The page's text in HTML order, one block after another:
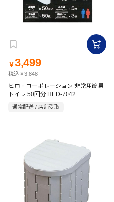
￥3,499
税込￥3,848
ヒロ・コーポレーション 非常用簡易
トイレ 50回分 HED-7042
通常配送 / 店舗受取